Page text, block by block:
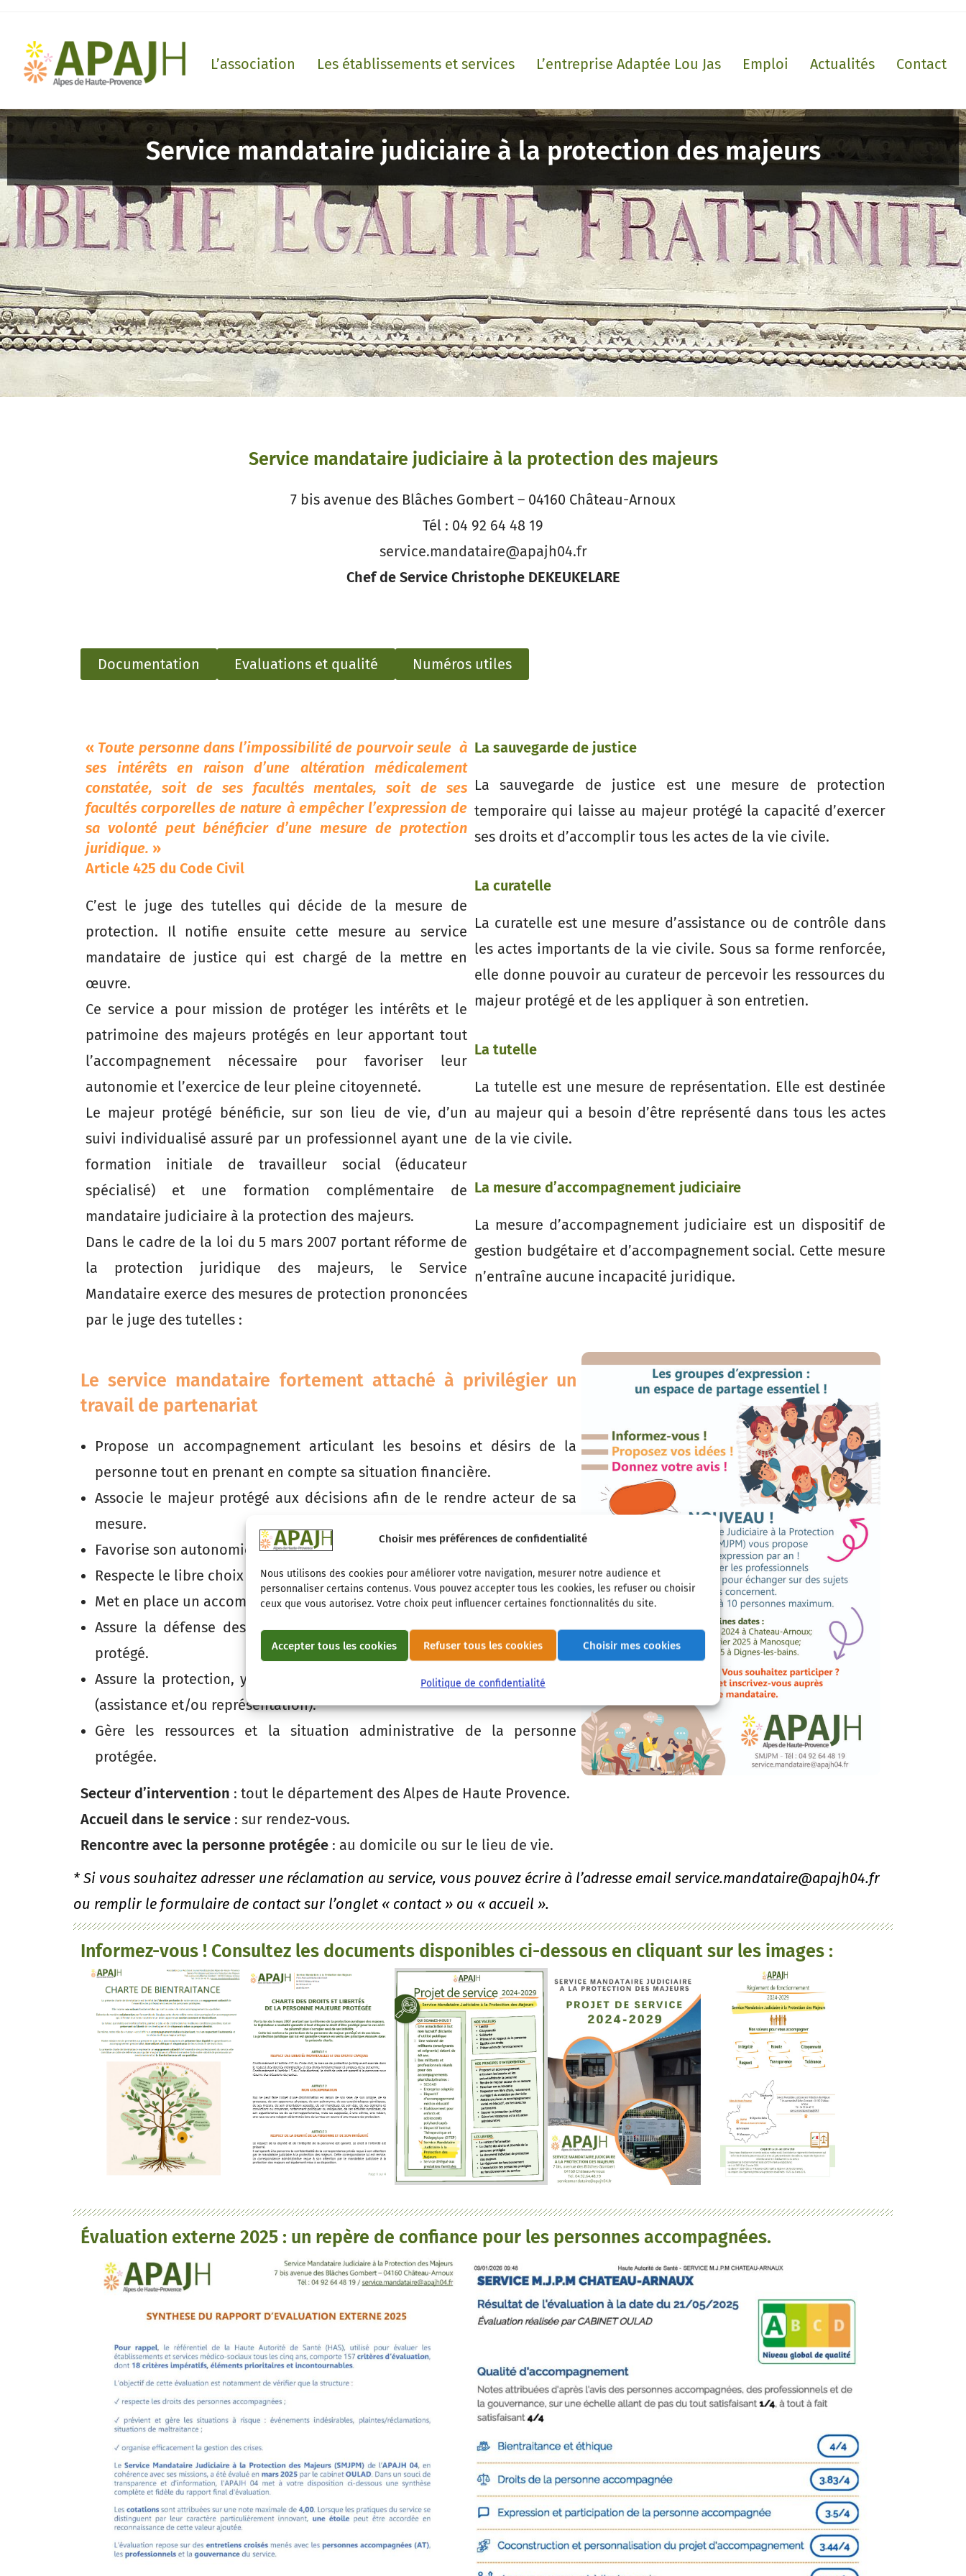
Choisir mes préférences de confidentialité
Nous utilisons des cookies pour améliorer votre navigation, mesurer notre audience et
personnaliser certains contenus. Vous pouvez accepter tous les cookies, les refuser ou choisir
ceux que vous autorisez. Votre choix peut influencer certaines fonctionnalités du site.
Accepter tous les cookies Refuser tous les cookies Choisir mes cookies
Politique de confidentialité
L’association Les établissements et services L’entreprise Adaptée Lou Jas Emploi Actualités Contact
Service mandataire judiciaire à la protection des majeurs
Service mandataire judiciaire à la protection des majeurs
7 bis avenue des Blâches Gombert – 04160 Château-Arnoux
Tél : 04 92 64 48 19
service.mandataire@apajh04.fr
Chef de Service Christophe DEKEUKELARE
Documentation Evaluations et qualité Numéros utiles
« Toute personne dans l’impossibilité de pourvoir seule à
ses intérêts en raison d’une altération médicalement
constatée, soit de ses facultés mentales, soit de ses
facultés corporelles de nature à empêcher l’expression de
sa volonté peut bénéficier d’une mesure de protection
juridique. »
Article 425 du Code Civil
C’est le juge des tutelles qui décide de la mesure de
protection. Il notifie ensuite cette mesure au service
mandataire de justice qui est chargé de la mettre en
œuvre.
Ce service a pour mission de protéger les intérêts et le
patrimoine des majeurs protégés en leur apportant tout
l’accompagnement nécessaire pour favoriser leur
autonomie et l’exercice de leur pleine citoyenneté.
Le majeur protégé bénéficie, sur son lieu de vie, d’un
suivi individualisé assuré par un professionnel ayant une
formation initiale de travailleur social (éducateur
spécialisé) et une formation complémentaire de
mandataire judiciaire à la protection des majeurs.
Dans le cadre de la loi du 5 mars 2007 portant réforme de
la protection juridique des majeurs, le Service
Mandataire exerce des mesures de protection prononcées
par le juge des tutelles :
La sauvegarde de justice
La sauvegarde de justice est une mesure de protection
temporaire qui laisse au majeur protégé la capacité d’exercer
ses droits et d’accomplir tous les actes de la vie civile.
La curatelle
La curatelle est une mesure d’assistance ou de contrôle dans
les actes importants de la vie civile. Sous sa forme renforcée,
elle donne pouvoir au curateur de percevoir les ressources du
majeur protégé et de les appliquer à son entretien.
La tutelle
La tutelle est une mesure de représentation. Elle est destinée
au majeur qui a besoin d’être représenté dans tous les actes
de la vie civile.
La mesure d’accompagnement judiciaire
La mesure d’accompagnement judiciaire est un dispositif de
gestion budgétaire et d’accompagnement social. Cette mesure
n’entraîne aucune incapacité juridique.
Le service mandataire fortement attaché à privilégier un
travail de partenariat
Propose un accompagnement articulant les besoins et désirs de la
personne tout en prenant en compte sa situation financière.
Associe le majeur protégé aux décisions afin de le rendre acteur de sa
mesure.
Favorise son autonomie.
Respecte le libre choix de son lieu de vie, de son mode de vie.
Met en place un accompagnement social et éducatif.
Assure la défense des intérêts personnels et patrimoniaux du majeur
protégé.
Assure la protection, y compris la protection juridique de la personne
(assistance et/ou représentation).
Gère les ressources et la situation administrative de la personne
protégée.
Secteur d’intervention : tout le département des Alpes de Haute Provence.
Accueil dans le service : sur rendez-vous.
Rencontre avec la personne protégée : au domicile ou sur le lieu de vie.
* Si vous souhaitez adresser une réclamation au service, vous pouvez écrire à l’adresse email service.mandataire@apajh04.fr
ou remplir le formulaire de contact sur l’onglet « contact » ou « accueil ».
Informez-vous ! Consultez les documents disponibles ci-dessous en cliquant sur les images :
Évaluation externe 2025 : un repère de confiance pour les personnes accompagnées.